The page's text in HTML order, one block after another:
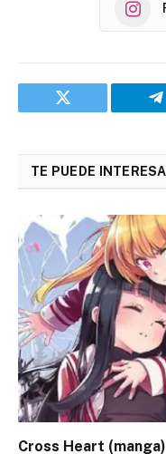
Twitter
TE PUEDE
Cross Heart